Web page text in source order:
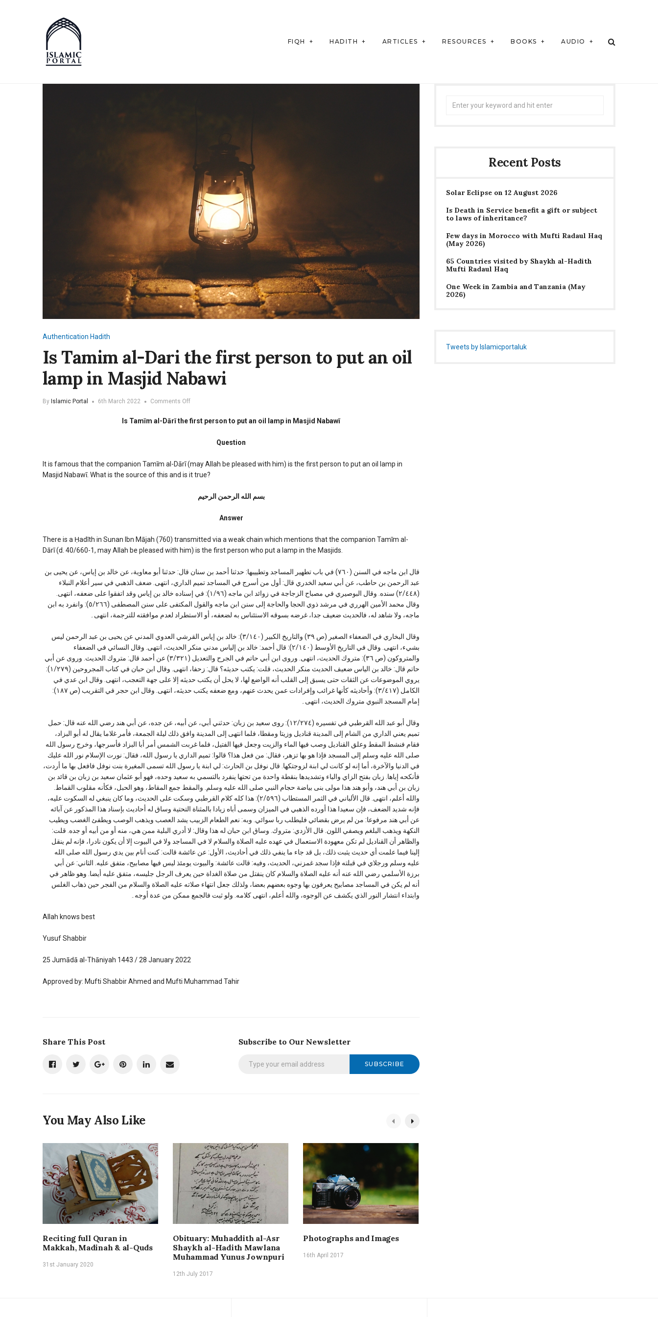
FIQH HADITH ARTICLES RESOURCES BOOKS AUDIO
Authentication Hadith
Is Tamim al-Dari the first person to put an oil
lamp in Masjid Nabawi
By Islamic Portal 6th March 2022 Comments Offon
Tamim
person
to
Is Tamīm al-Dārī the first person to put an oil lamp in Masjid Nabawī
Question
It is famous that the companion Tamīm al-Dārī (may Allah be pleased with him) is the first person to put an oil lamp in
Masjid Nabawī. What is the source of this and is it true?
بسم الله الرحمن الرحیم
Answer
There is a Ḥadīth in Sunan Ibn Mājah (760) transmitted via a weak chain which mentions that the companion Tamīm al-
Dārī (d. 40/660-1, may Allah be pleased with him) is the first person who put a lamp in the Masjids.
قال ابن ماجه في السنن (٧٦٠) في باب تطهير المساجد وتطييبها: حدثنا أحمد بن سنان قال: حدثنا أبو معاوية، عن خالد بن إياس، عن يحيى بن
عبد الرحمن بن حاطب، عن أبي سعيد الخدري قال: أول من أسرج في المساجد تميم الداري، انتهى. ضعف الذهبي في سير أعلام النبلاء
(٢/٤٤٨) سنده. وقال البوصيري في مصباح الزجاجة في زوائد ابن ماجه (١/٩٦): في إسناده خالد بن إياس وقد اتفقوا على ضعفه، انتهى.
وقال محمد الأمين الهرري في مرشد ذوي الحجا والحاجة إلى سنن ابن ماجه والقول المكتفى على سنن المصطفى (٥/٢٦٦): وانفرد به ابن
ماجه، ولا شاهد له، فالحديث ضعيف جدا، غرضه بسوقه الاستئناس به لضعفه، أو الاستطراد لعدم موافقته للترجمة، انتهى۔
وقال البخاري في الضعفاء الصغير (ص ٣٩) والتاريخ الكبير (٣/١٤٠): خالد بن إياس القرشي العدوي المدني عن يحيى بن عبد الرحمن ليس
بشيء، انتهى. وقال في التاريخ الأوسط (٢/١٤٠): قال أحمد: خالد بن إلياس مدني منكر الحديث، انتهى. وقال النسائي في الضعفاء
والمتروكون (ص ٣٦): متروك الحديث، انتهى. وروى ابن أبي حاتم في الجرح والتعديل (٣/٣٢١) عن أحمد قال: متروك الحديث. وروى عن أبي
حاتم قال: خالد بن الياس ضعيف الحديث منكر الحديث، قلت: يكتب حديثه؟ قال: زحفا، انتهى. وقال ابن حبان في كتاب المجروحين (١/٢٧٩):
يروي الموضوعات عن الثقات حتى يسبق إلى القلب أنه الواضع لها، لا يحل أن يكتب حديثه إلا على جهة التعجب، انتهى. وقال ابن عدي في
الكامل (٣/٤١٧): وأحاديثه كأنها غرائب وإفرادات عمن يحدث عنهم، ومع ضعفه يكتب حديثه، انتهى. وقال ابن حجر في التقريب (ص ١٨٧):
إمام المسجد النبوي متروك الحديث، انتهى۔
وقال أبو عبد الله القرطبي في تفسيره (١٢/٢٧٤): روى سعيد بن زبان: حدثني أبي، عن أبيه، عن جده، عن أبي هند رضي الله عنه قال: حمل
تميم يعني الداري من الشام إلى المدينة قناديل وزيتا ومقطا، فلما انتهى إلى المدينة وافق ذلك ليلة الجمعة، فأمر غلاما يقال له أبو البزاد،
فقام فنشط المقط وعلق القناديل وصب فيها الماء والزيت وجعل فيها الفتيل، فلما غربت الشمس أمر أبا البزاد فأسرجها، وخرج رسول الله
صلى الله عليه وسلم إلى المسجد فإذا هو بها تزهر، فقال: من فعل هذا؟ قالوا: تميم الداري يا رسول الله، فقال: نورت الإسلام نور الله عليك
في الدنيا والآخرة، أما إنه لو كانت لي ابنة لزوجتكها. قال نوفل بن الحارث: لي ابنة يا رسول الله تسمى المغيرة بنت نوفل فافعل بها ما أردت،
فأنكحه إياها. زبان بفتح الزاي والباء وتشديدها بنقطة واحدة من تحتها ينفرد بالتسمي به سعيد وحده، فهو أبو عثمان سعيد بن زبان بن قائد بن
زبان بن أبي هند، وأبو هند هذا مولى بنى بياضة حجام النبي صلى الله عليه وسلم. والمقط جمع المقاط، وهو الحبل، فكأنه مقلوب القماط.
والله أعلم، انتهى. قال الألباني في الثمر المستطاب (٢/٥٩٦): هذا كله كلام القرطبي وسكت على الحديث، وما كان ينبغي له السكوت عليه،
فإنه شديد الضعف، فإن سعيدا هذا أورده الذهبي في الميزان وسمى أباه زيادا بالمثناة التحتية وساق له أحاديث بإسناد هذا المذكور عن آبائه
عن أبي هند مرفوعا: من لم يرض بقضائي فليطلب ربا سوائي. وبه: نعم الطعام الزبيب يشد العصب ويذهب الوصب ويطفئ الغضب ويطيب
النكهة ويذهب البلغم ويصفي اللون. قال الأزدي: متروك. وساق ابن حبان له هذا وقال: لا أدري البلية ممن هي، منه أو من أبيه أو جده. قلت:
والظاهر أن القناديل لم تكن معهودة الاستعمال في عهده عليه الصلاة والسلام لا في المساجد ولا في البيوت إلا أن يكون نادرا، فإنه لم ينقل
إلينا فيما علمت أي حديث يثبت ذلك، بل قد جاء ما ينفي ذلك في أحاديث، الأول: عن عائشة قالت: كنت أنام بين يدي رسول الله صلى الله
عليه وسلم ورجلاي في قبلته فإذا سجد غمزني، الحديث، وفيه: قالت عائشة: والبيوت يومئذ ليس فيها مصابيح، متفق عليه. الثاني: عن أبي
برزة الأسلمي رضي الله عنه أنه عليه الصلاة والسلام كان ينفتل من صلاة الغداة حين يعرف الرجل جليسه، متفق عليه أيضا. وهو ظاهر في
أنه لم يكن في المساجد مصابيح يعرفون بها وجوه بعضهم بعضا، ولذلك جعل انتهاء صلاته عليه الصلاة والسلام من الفجر حين ذهاب الغلس
وابتداء انتشار النور الذي يكشف عن الوجوه، والله أعلم، انتهى كلامه. ولو ثبت فالجمع ممكن من عدة أوجه۔
Allah knows best
Yusuf Shabbir
25 Jumādā al-Thāniyah 1443 / 28 January 2022
Approved by: Mufti Shabbir Ahmed and Mufti Muhammad Tahir
Share This Post Subscribe to Our Newsletter
SUBSCRIBE
You May Also Like
Reciting full Quran in
Makkah, Madinah & al-Quds
31st January 2020
Obituary: Muhaddith al-Asr
Shaykh al-Hadith Mawlana
Muhammad Yunus Jownpuri
12th July 2017
Photographs and Images
16th April 2017
Recent Posts
Solar Eclipse on 12 August 2026
Is Death in Service benefit a gift or subject
to laws of inheritance?
Few days in Morocco with Mufti Radaul Haq
(May 2026)
65 Countries visited by Shaykh al-Hadith
Mufti Radaul Haq
One Week in Zambia and Tanzania (May
2026)
Tweets by Islamicportaluk